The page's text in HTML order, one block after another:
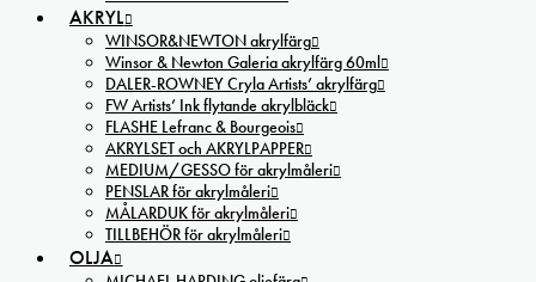
AKRYL
WINSOR&NEWTON akrylfärg
Winsor & Newton Galeria akrylfärg 60ml
DALER-ROWNEY Cryla Artists’ akrylfärg
FW Artists’ Ink flytande akrylbläck
FLASHE Lefranc & Bourgeois
AKRYLSET och AKRYLPAPPER
MEDIUM/GESSO för akrylmåleri
PENSLAR för akrylmåleri
MÅLARDUK för akrylmåleri
TILLBEHÖR för akrylmåleri
OLJA